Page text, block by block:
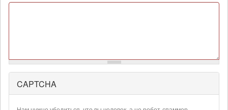
Более
подробная
информация
CAPTCHA